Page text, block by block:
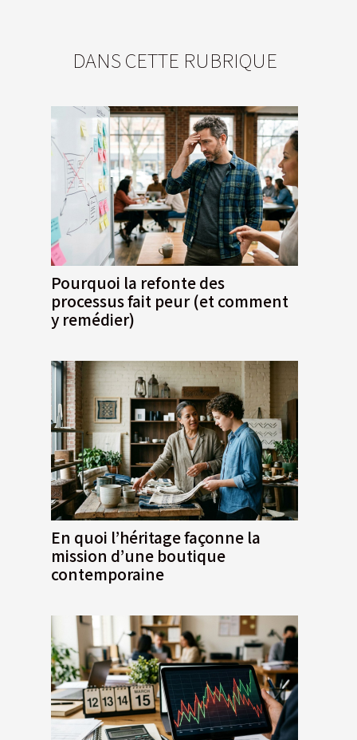
DANS CETTE RUBRIQUE
Pourquoi la refonte des
processus fait peur (et comment
y remédier)
En quoi l’héritage façonne la
mission d’une boutique
contemporaine